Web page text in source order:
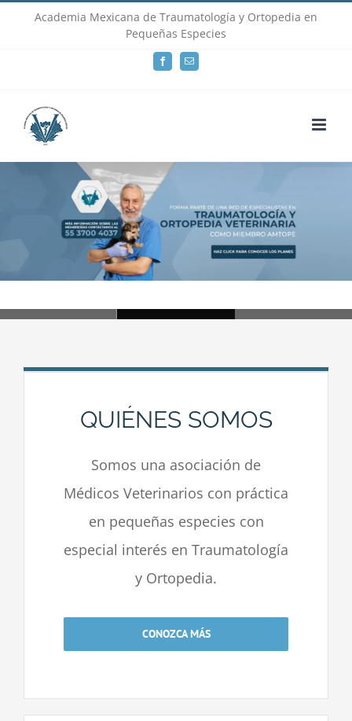
Academia Mexicana de Traumatología y Ortopedia en
Pequeñas Especies
FacebookEmail
Loading...
QUIÉNES SOMOS
Somos una asociación de
Médicos Veterinarios con práctica
en pequeñas especies con
especial interés en Traumatología
y Ortopedia.
CONOZCA MÁS